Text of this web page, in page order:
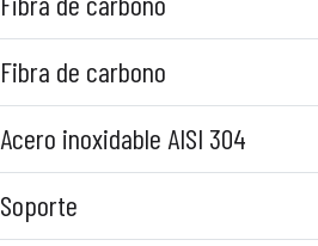
Fibra de carbono
Acero inoxidable AISI 304
Soporte